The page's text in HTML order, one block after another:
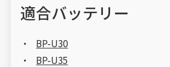
適合バッテリー
BP-U30
BP-U35